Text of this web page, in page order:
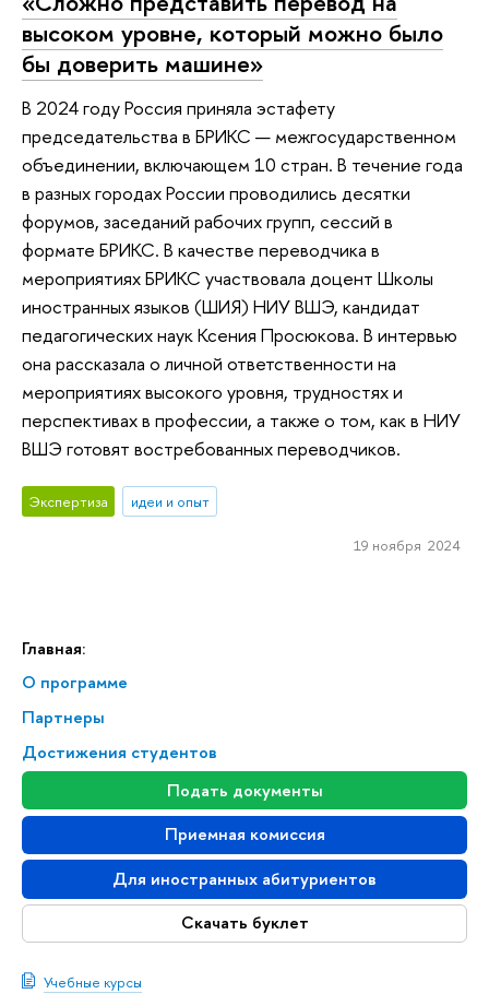
Главная:
О программе
Партнеры
Достижения студентов
Подать документы
Приемная комиссия
Для иностранных абитуриентов
Скачать буклет
Учебные курсы
высоком уровне, который можно было
бы доверить машине»
В 2024 году Россия приняла эстафету
председательства в БРИКС — межгосударственном
объединении, включающем 10 стран. В течение года
в разных городах России проводились десятки
форумов, заседаний рабочих групп, сессий в
формате БРИКС. В качестве переводчика в
мероприятиях БРИКС участвовала доцент Школы
иностранных языков (ШИЯ) НИУ ВШЭ, кандидат
педагогических наук Ксения Просюкова. В интервью
она рассказала о личной ответственности на
мероприятиях высокого уровня, трудностях и
перспективах в профессии, а также о том, как в НИУ
ВШЭ готовят востребованных переводчиков.
Экспертиза идеи и опыт
19 ноября 2024